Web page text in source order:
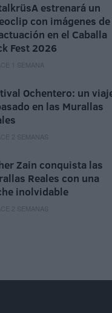
estrenará un
con imágenes de
en el Caballa
Fest 2026
1 SEMANA
Ochentero: un
en las Murallas
2 SEMANAS
Zain conquista las
Reales con una
inolvidable
2 SEMANAS